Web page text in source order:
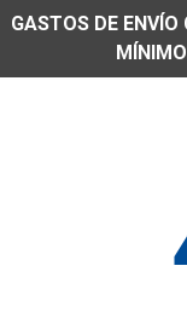
GASTOS DE